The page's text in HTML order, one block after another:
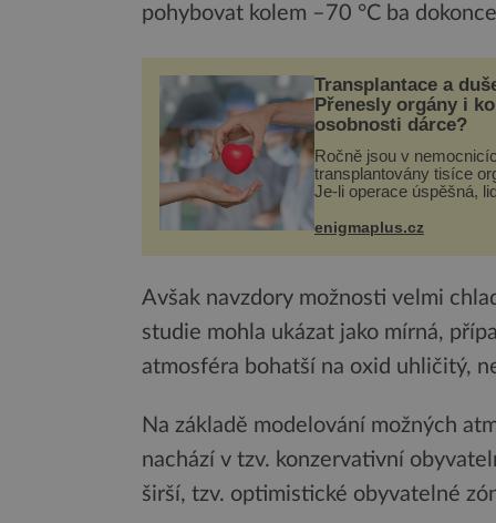
pohybovat kolem –70 °C ba
Transplantace a
Přenesly orgány i
osobnosti dárce?
Ročně jsou v
transplantovány tisíce
Je-li operace úspěšná,
své a pacient může vést
při transplantaci
enigmaplus.cz
Avšak navzdory možnosti velmi
studie mohla ukázat jako mírná,
atmosféra bohatší na oxid uhličitý,
Na základě modelování možných
nachází v tzv. konzervativní
širší, tzv. optimistické obyvatelné